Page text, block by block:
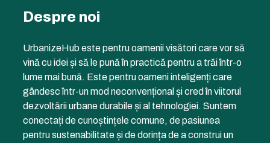
Despre noi
UrbanizeHub este pentru oamenii visători care vor să
vină cu idei și să le pună în practică pentru a trăi într-o
lume mai bună. Este pentru oameni inteligenți care
gândesc într-un mod neconvențional și cred în viitorul
dezvoltării urbane durabile și al tehnologiei. Suntem
conectați de cunoștințele comune, de pasiunea
pentru sustenabilitate și de dorința de a construi un